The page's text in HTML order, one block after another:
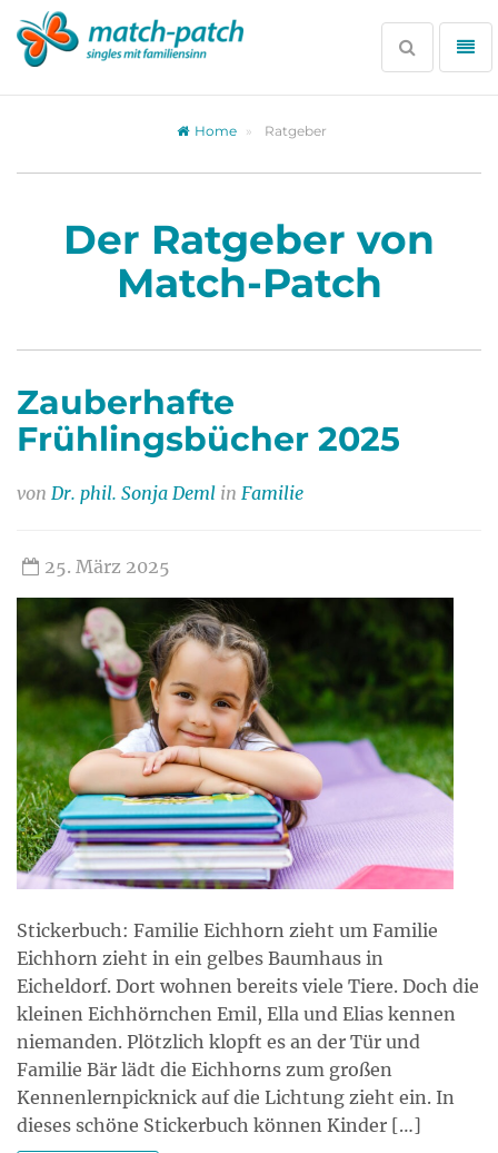
Zur
Partnersuche
Suche
öffnen
Home Ratgeber
Der Ratgeber von
Match-Patch
Zauberhafte
Frühlingsbücher 2025
von Dr. phil. Sonja Deml in Familie
25. März 2025
Stickerbuch: Familie Eichhorn zieht um Familie
Eichhorn zieht in ein gelbes Baumhaus in
Eicheldorf. Dort wohnen bereits viele Tiere. Doch die
kleinen Eichhörnchen Emil, Ella und Elias kennen
niemanden. Plötzlich klopft es an der Tür und
Familie Bär lädt die Eichhorns zum großen
Kennenlernpicknick auf die Lichtung zieht ein. In
dieses schöne Stickerbuch können Kinder […]